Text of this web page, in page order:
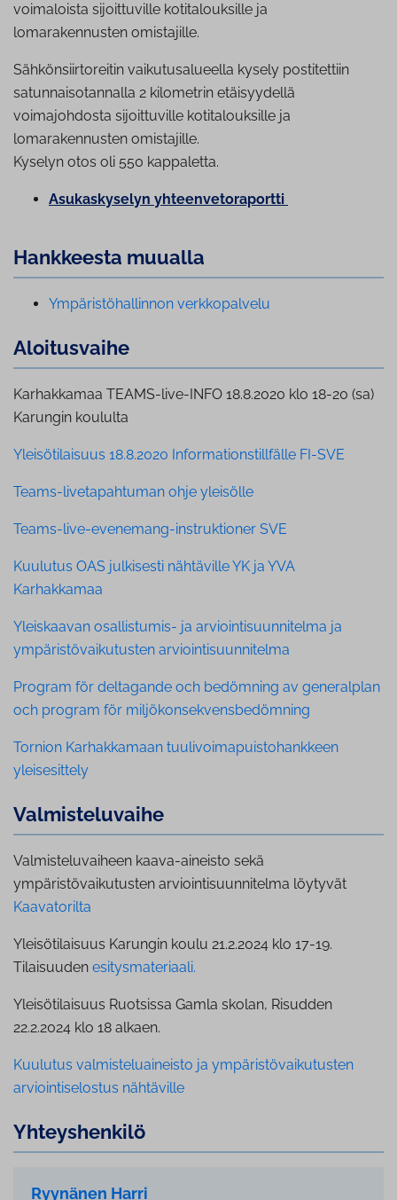
voimaloista sijoittuville kotitalouksille ja
lomarakennusten omistajille.
Sähkönsiirtoreitin vaikutusalueella kysely postitettiin
satunnaisotannalla 2 kilometrin etäisyydellä
voimajohdosta sijoittuville kotitalouksille ja
lomarakennusten omistajille.
Kyselyn otos oli 550 kappaletta.
Asu­kas­ky­se­lyn yh­teen­ve­to­ra­port­ti
Hankkeesta muualla
Ym­pä­ris­tö­hal­lin­non verk­ko­pal­ve­lu
Aloi­tus­vai­he
Karhakkamaa TEAMS-live-INFO 18.8.2020 klo 18-20 (sa)
Karungin koululta
Yleisötilaisuus 18.8.2020 Informationstillfälle FI-SVE
Teams-livetapahtuman ohje yleisölle
Teams-live-evenemang-instruktioner SVE
Kuulutus OAS julkisesti nähtäville YK ja YVA
Karhakkamaa
Yleiskaavan osallistumis- ja arviointisuunnitelma ja
ympäristövaikutusten arviointisuunnitelma
Program för deltagande och bedömning av generalplan
och program för miljökonsekvensbedömning
Tornion Karhakkamaan tuulivoimapuistohankkeen
yleisesittely
Val­mis­te­lu­vai­he
Valmisteluvaiheen kaava-aineisto sekä
ympäristövaikutusten arviointisuunnitelma löytyvät
Kaavatorilta
Yleisötilaisuus Karungin koulu 21.2.2024 klo 17-19.
Tilaisuuden esitysmateriaali.
Yleisötilaisuus Ruotsissa Gamla skolan, Risudden
22.2.2024 klo 18 alkaen.
Kuulutus valmisteluaineisto ja ympäristövaikutusten
arviointiselostus nähtäville
Yh­teys­hen­ki­lö
Ryynänen Harri